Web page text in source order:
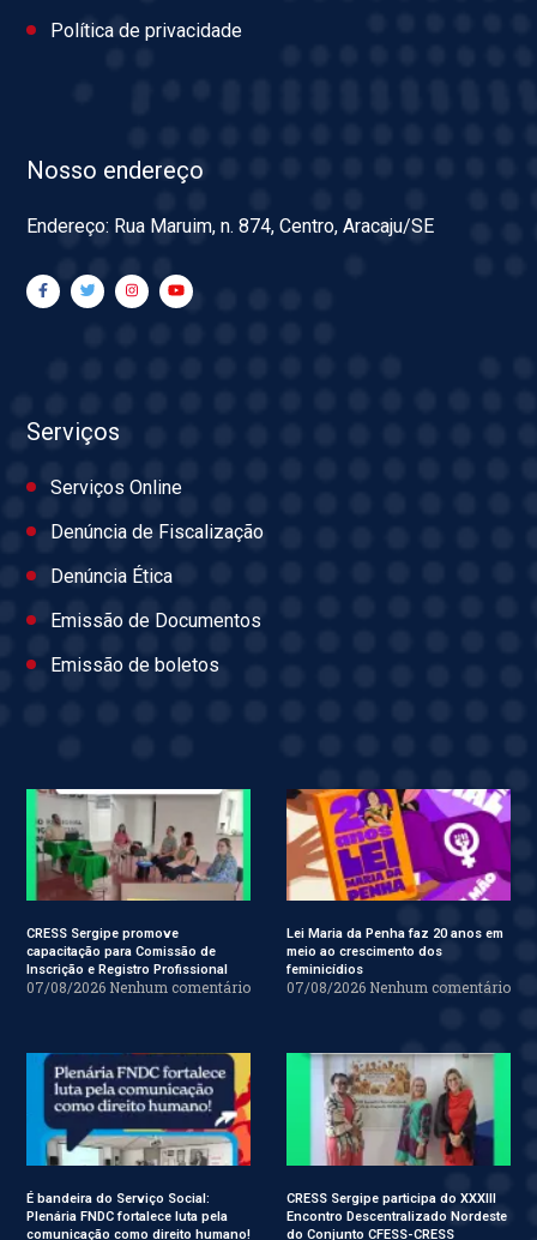
Política de privacidade
Nosso endereço
Endereço: Rua Maruim, n. 874, Centro, Aracaju/SE
Serviços
Serviços Online
Denúncia de Fiscalização
Denúncia Ética
Emissão de Documentos
Emissão de boletos
CRESS Sergipe promove
capacitação para Comissão de
Inscrição e Registro Profissional
07/08/2026 Nenhum comentário
Lei Maria da Penha faz 20 anos em
meio ao crescimento dos
feminicídios
07/08/2026 Nenhum comentário
É bandeira do Serviço Social:
Plenária FNDC fortalece luta pela
comunicação como direito humano!
CRESS Sergipe participa do XXXIII
Encontro Descentralizado Nordeste
do Conjunto CFESS-CRESS